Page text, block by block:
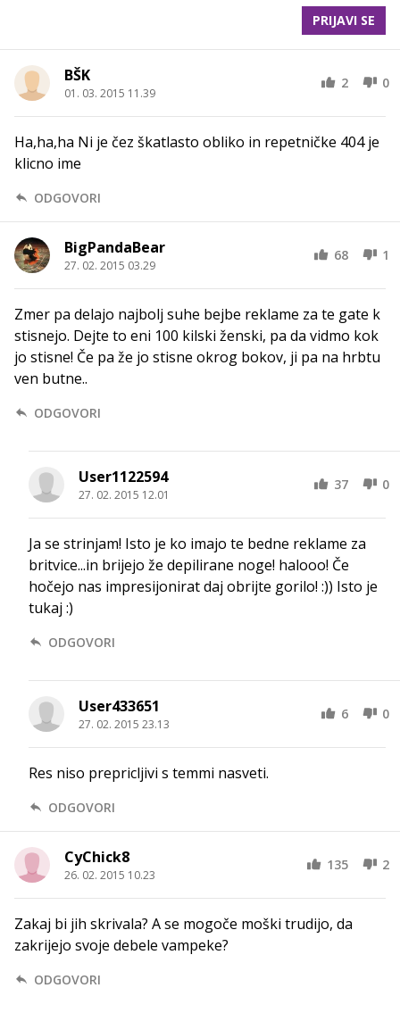
PRIJAVI SE
BŠK
01. 03. 2015 11.39
2 0
Ha,ha,ha Ni je čez škatlasto obliko in repetničke 404 je
klicno ime
ODGOVORI
BigPandaBear
27. 02. 2015 03.29
68 1
Zmer pa delajo najbolj suhe bejbe reklame za te gate k
stisnejo. Dejte to eni 100 kilski ženski, pa da vidmo kok
jo stisne! Če pa že jo stisne okrog bokov, ji pa na hrbtu
ven butne..
ODGOVORI
User1122594
27. 02. 2015 12.01
37 0
Ja se strinjam! Isto je ko imajo te bedne reklame za
britvice...in brijejo že depilirane noge! halooo! Če
hočejo nas impresijonirat daj obrijte gorilo! :)) Isto je
tukaj :)
ODGOVORI
User433651
27. 02. 2015 23.13
6 0
Res niso prepricljivi s temmi nasveti.
ODGOVORI
CyChick8
26. 02. 2015 10.23
135 2
Zakaj bi jih skrivala? A se mogoče moški trudijo, da
zakrijejo svoje debele vampeke?
ODGOVORI